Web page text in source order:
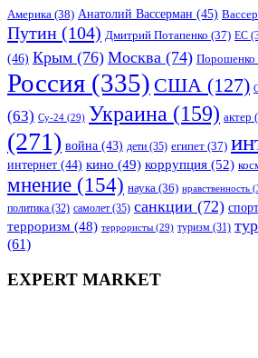
Америка (38) Анатолий Вассерман (45)
Путин (104) Дмитрий Потапенко (37) ЕС
(46) Крым (76) Москва (74) Порошенко
Россия (335) США (127)
(63) Су-24 (29) Украина (159) актер
(271) война (43) дети (35) египет (37)
интернет (44) кино (49) коррупция (52)
мнение (154) наука (36) нравственность
политика (32) самолет (35) санкции (72) спорт
терроризм (48) террористы (29) туризм (31)
(61)
EXPERT MARKET